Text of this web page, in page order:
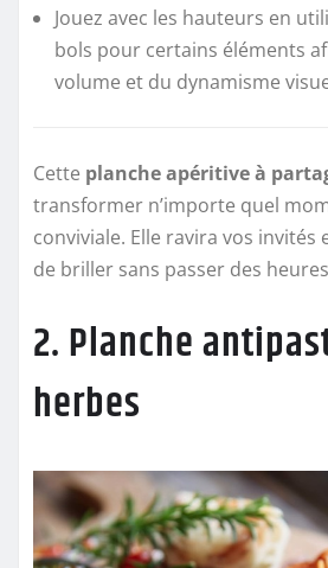
Jouez avec les hauteurs en
bols pour certains éléments
volume et du dynamisme
Cette planche apéritive à
transformer n’importe quel
conviviale. Elle ravira vos
de briller sans passer des
2. Planche
herbes